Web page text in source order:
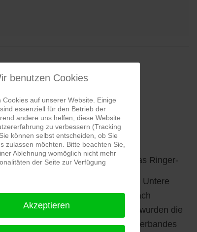
Rheinland für das Ringer-
Elf Jugendliche von der WKG Untere
in der Jahnhalle in Bad Kreuznach
für den Bereich Technik. Geprüft wurden die
Fortbildung des Schwerathletikverbandes
benutzen Cookies
Cookies auf unserer Website. Einige
essenziell für den Betrieb der
andere uns helfen, diese Website
zu verbessern (Tracking
können selbst entscheiden, ob Sie
zulassen möchten. Bitte beachten Sie,
Ablehnung womöglich nicht mehr
der Seite zur Verfügung
Akzeptieren